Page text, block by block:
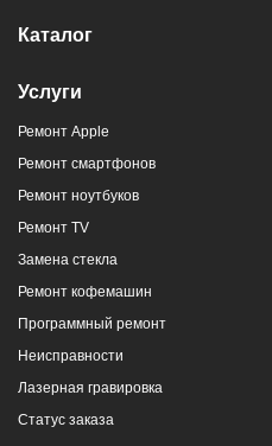
г. Новороссийск, ул.
2/4
8 (964) 914-44-74
г. Новороссийск, ул.
Каталог
Услуги
Ремонт Apple
Ремонт смартфонов
Ремонт ноутбуков
Ремонт TV
Замена стекла
Ремонт кофемашин
Программный ремонт
Неисправности
Лазерная гравировка
Статус заказа